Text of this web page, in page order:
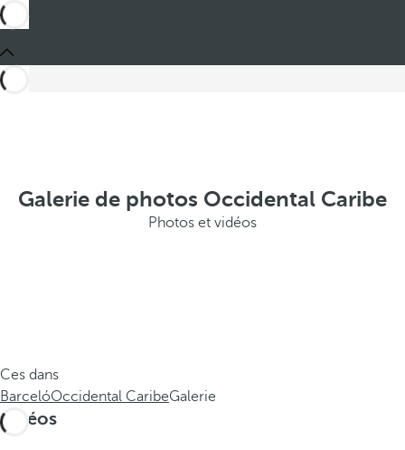
Galerie de photos Occidental Caribe
Photos et vidéos
Ces dans
BarcelóOccidental CaribeGalerie
Vidéos